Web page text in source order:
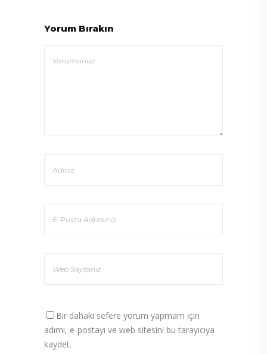
Yorum Bırakın
Bir dahaki sefere yorum yapmam için
adımı, e-postayı ve web sitesini bu tarayıcıya
kaydet.